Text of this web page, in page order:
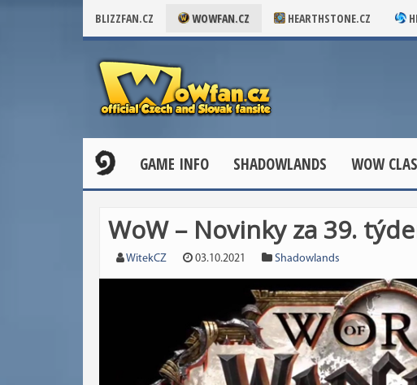
BLIZZFAN.CZ WOWFAN.CZ HEARTHSTONE.CZ
GAME INFO SHADOWLANDS WOW
WoW – Novinky za 39.
WitekCZ 03.10.2021 Shadowlands